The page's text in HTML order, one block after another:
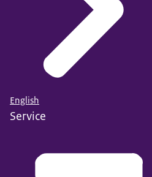
English
Service